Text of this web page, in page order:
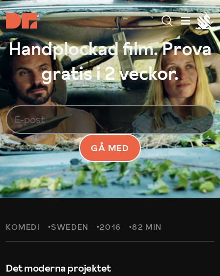
Handplockad film. Prova
gratis i 2 veckor.
GÅ MED
KOMEDI SWEDEN 2016 82 MIN
Det moderna projektet